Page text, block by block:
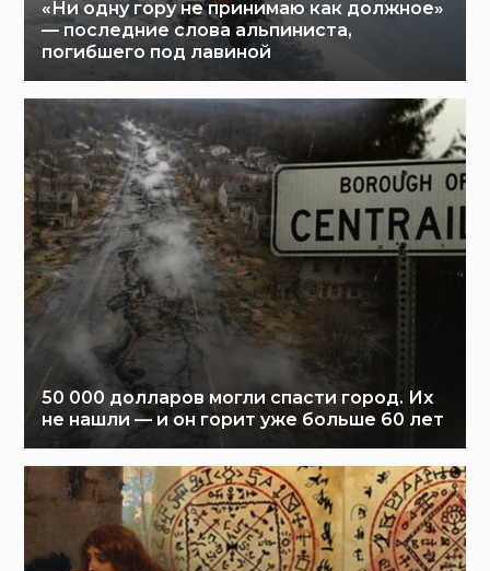
«Ни одну гору не принимаю как должное»
— последние слова альпиниста,
погибшего под лавиной
50 000 долларов могли спасти город. Их
не нашли — и он горит уже больше 60 лет